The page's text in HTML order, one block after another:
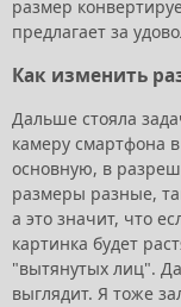
размер
предлагает за
Как изменить
Дальше стояла
камеру смартфона
основную, в
размеры разные,
а это значит, что
картинка будет
"вытянутых лиц".
выглядит. Я тоже